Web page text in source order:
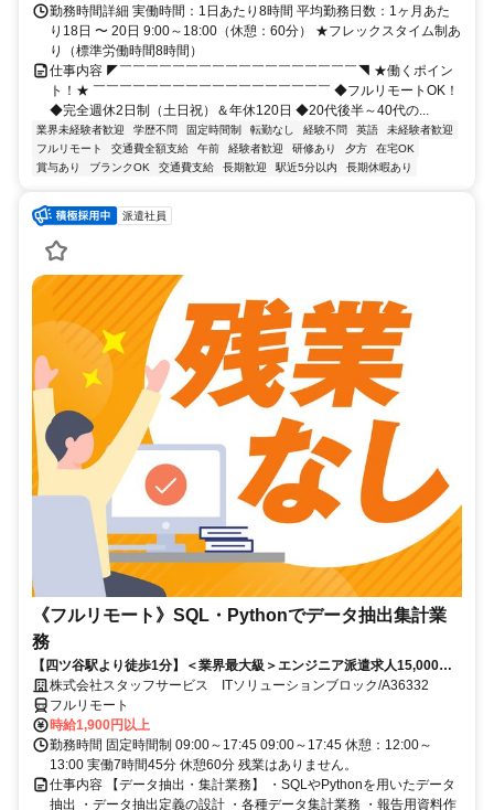
勤務時間詳細 実働時間：1日あたり8時間 平均勤務日数：1ヶ月あた
り18日 〜 20日 9:00～18:00（休憩：60分） ★フレックスタイム制あ
り（標準労働時間8時間）
仕事内容 ◤￣￣￣￣￣￣￣￣￣￣￣￣￣￣￣￣￣￣◥ ★働くポイン
ト！★ ￣￣￣￣￣￣￣￣￣￣￣￣￣￣￣￣￣￣ ◆フルリモートOK！
◆完全週休2日制（土日祝）＆年休120日 ◆20代後半～40代の...
業界未経験者歓迎 学歴不問 固定時間制 転勤なし 経験不問 英語
未経験者歓迎
フルリモート
交通費全額支給 午前 経験者歓迎 研修あり 夕方
在宅OK
賞与あり
ブランクOK 交通費支給 長期歓迎 駅近5分以内 長期休暇あり
派遣社員
《フルリモート》SQL・Pythonでデータ抽出集計業
務
【四ツ谷駅より徒歩1分】＜業界最大級＞エンジニア派遣求人15,000件
以上◎ 来社不要のカンタン登録→最短2日で就業可能！！
株式会社スタッフサービス ITソリューションブロック/A36332
フルリモート
時給1,900円以上
勤務時間 固定時間制 09:00～17:45 09:00～17:45 休憩：12:00～
13:00 実働7時間45分 休憩60分 残業はありません。
仕事内容 【データ抽出・集計業務】 ・SQLやPythonを用いたデータ
抽出 ・データ抽出定義の設計 ・各種データ集計業務 ・報告用資料作